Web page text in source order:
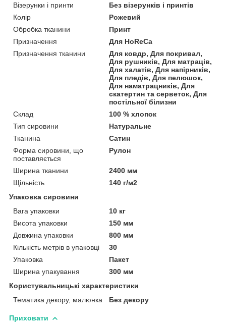
Візерунки і принти
Без візерунків і принтів
Колір
Рожевий
Обробка тканини
Принт
Призначення
Для HoReCa
Призначення тканини
Для ковдр, Для покривал,
Для рушників, Для матраців,
Для халатів, Для напірників,
Для пледів, Для пелюшок,
Для наматрацників, Для
скатертин та серветок, Для
постільної білизни
Склад
100 % хлопок
Тип сировини
Натуральне
Тканина
Сатин
Форма сировини, що
поставляється
Рулон
Ширина тканини
2400 мм
Щільність
140 г/м2
Упаковка сировини
Вага упаковки
10 кг
Висота упаковки
150 мм
Довжина упаковки
800 мм
Кількість метрів в упаковці
30
Упаковка
Пакет
Ширина упакування
300 мм
Користувальницькі характеристики
Тематика декору, малюнка
Без декору
Приховати